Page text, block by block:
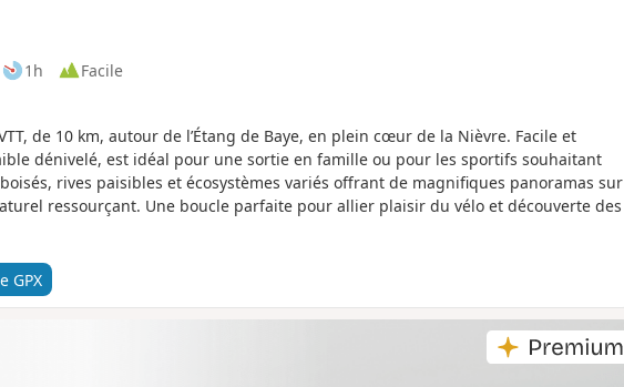
1h
Facile
de 10 km, autour de l’Étang de Baye, en plein cœur de la Nièvre. Facile et
dénivelé, est idéal pour une sortie en famille ou pour les sportifs souhaitant
rives paisibles et écosystèmes variés offrant de magnifiques panoramas sur
ressourçant. Une boucle parfaite pour allier plaisir du vélo et découverte des
GPX